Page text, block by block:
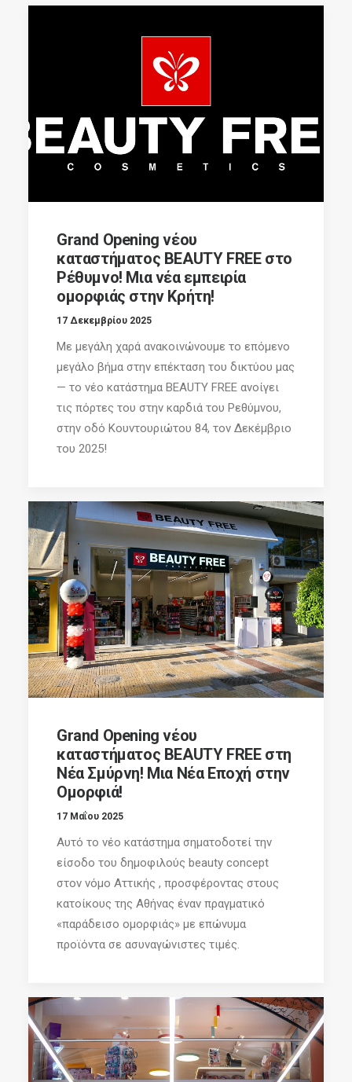
Grand Opening νέου
καταστήματος BEAUTY FREE στο
Ρέθυμνο! Μια νέα εμπειρία
ομορφιάς στην Κρήτη!
17 Δεκεμβρίου 2025
Με μεγάλη χαρά ανακοινώνουμε το επόμενο
μεγάλο βήμα στην επέκταση του δικτύου μας
— το νέο κατάστημα BEAUTY FREE ανοίγει
τις πόρτες του στην καρδιά του Ρεθύμνου,
στην οδό Κουντουριώτου 84, τον Δεκέμβριο
του 2025!
Grand Opening νέου
καταστήματος BEAUTY FREE στη
Νέα Σμύρνη! Μια Νέα Εποχή στην
Ομορφιά!
17 Μαΐου 2025
Αυτό το νέο κατάστημα σηματοδοτεί την
είσοδο του δημοφιλούς beauty concept
στον νόμο Αττικής , προσφέροντας στους
κατοίκους της Αθήνας έναν πραγματικό
«παράδεισο ομορφιάς» με επώνυμα
προϊόντα σε ασυναγώνιστες τιμές.